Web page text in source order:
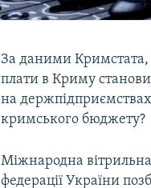
За даними Кримстата,
плати в Криму
на
кримського бюджету?
Міжнародна вітрильна
федерації України